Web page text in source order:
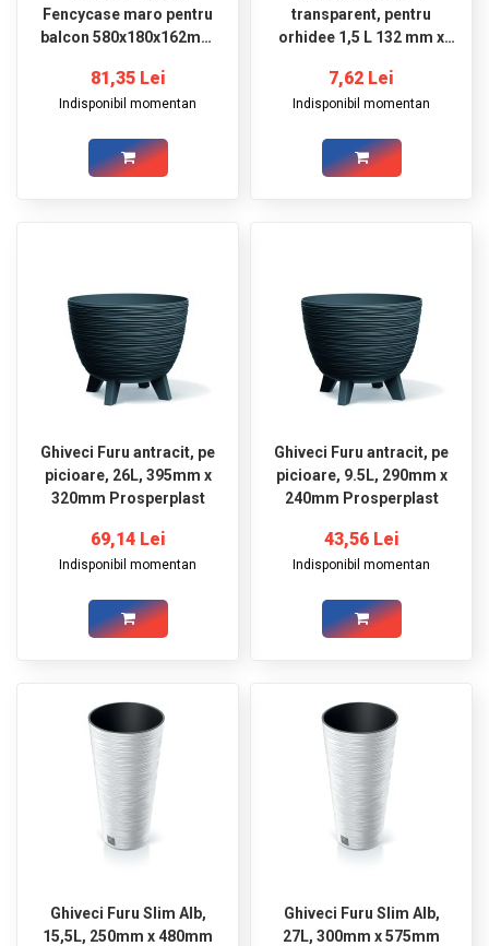
Fencycase maro pentru
balcon 580x180x162mm
81,35 Lei
Indisponibil momentan
transparent, pentru
orhidee 1,5 L 132 mm x
7,62 Lei
Indisponibil momentan
Ghiveci Furu antracit, pe
picioare, 26L, 395mm x
320mm Prosperplast
69,14 Lei
Indisponibil momentan
Ghiveci Furu antracit, pe
picioare, 9.5L, 290mm x
240mm Prosperplast
43,56 Lei
Indisponibil momentan
Ghiveci Furu Slim Alb,
15,5L, 250mm x 480mm
Ghiveci Furu Slim Alb,
27L, 300mm x 575mm